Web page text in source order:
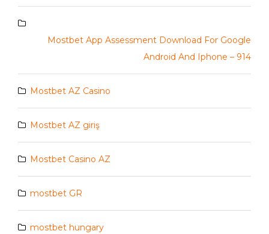
Mostbet App Assessment Download For Google
Android And Iphone – 914
Mostbet AZ Casino
Mostbet AZ giriş
Mostbet Casino AZ
mostbet GR
mostbet hungary